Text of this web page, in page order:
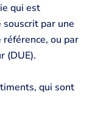
qui est
par une
ou par
(DUE).
qui sont